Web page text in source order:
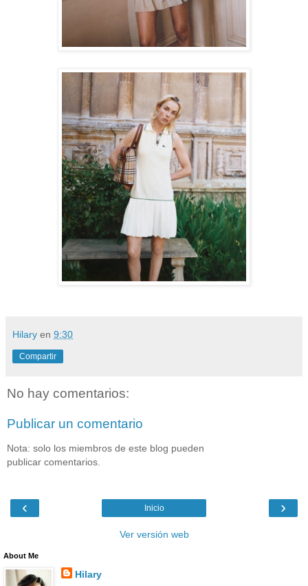
Hilary en 9:30
Compartir
No hay comentarios:
Publicar un comentario
Nota: solo los miembros de este blog pueden
publicar comentarios.
‹ ›
Inicio
Ver versión web
About Me
Hilary